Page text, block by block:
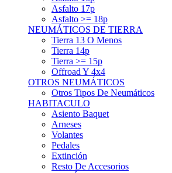
Asfalto 17p
Asfalto >= 18p
NEUMÁTICOS DE TIERRA
Tierra 13 O Menos
Tierra 14p
Tierra >= 15p
Offroad Y 4x4
OTROS NEUMÁTICOS
Otros Tipos De Neumáticos
HABITACULO
Asiento Baquet
Arneses
Volantes
Pedales
Extinción
Resto De Accesorios